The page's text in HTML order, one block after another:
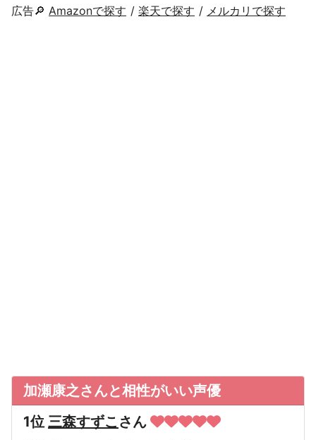
広告🔎 Amazonで探す / 楽天で探す / メルカリで探す
加瀬康之さんと相性がいい声優
1位 三森すずこ さん